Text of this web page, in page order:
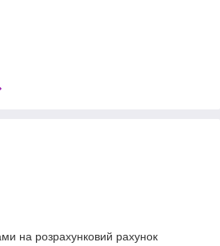
на розрахунковий рахунок